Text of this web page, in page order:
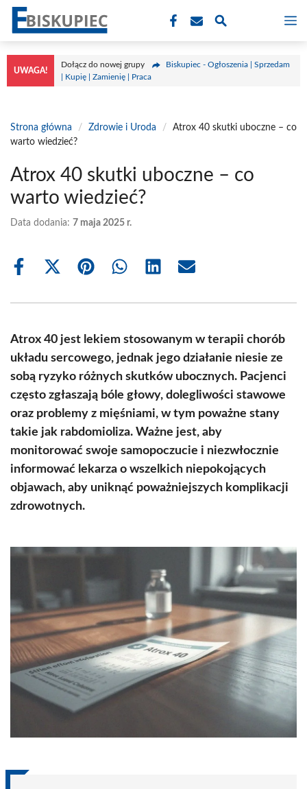
Przejdź
treści
UWAGA!
Dołącz do nowej grupy
Biskupiec - Ogłoszenia | Sprzedam
| Kupię | Zamienię | Praca
Strona główna / Zdrowie i Uroda /
Atrox 40 skutki uboczne – co
warto wiedzieć?
Atrox 40 skutki uboczne – co
warto wiedzieć?
Data dodania: 7 maja 2025 r.
Share
Share
(Twitter)
Share Share Share Share
Atrox 40 jest lekiem stosowanym w terapii chorób
układu sercowego, jednak jego działanie niesie ze
sobą ryzyko różnych skutków ubocznych. Pacjenci
często zgłaszają bóle głowy, dolegliwości stawowe
oraz problemy z mięśniami, w tym poważne stany
takie jak rabdomioliza. Ważne jest, aby
monitorować swoje samopoczucie i niezwłocznie
informować lekarza o wszelkich niepokojących
objawach, aby uniknąć poważniejszych komplikacji
zdrowotnych.